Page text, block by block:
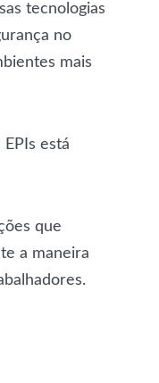
tecnologias
no
mais
está
que
a maneira